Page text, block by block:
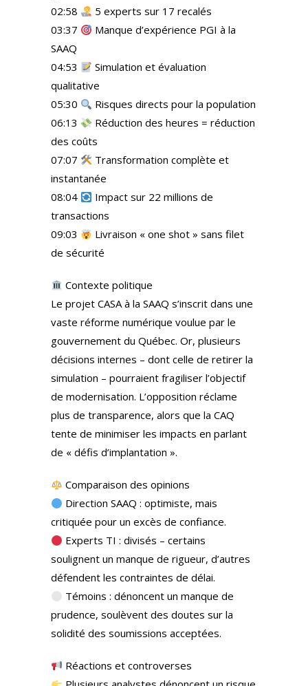
02:58
5 experts sur 17 recalés
03:37
Manque d’expérience PGI à la
SAAQ
04:53
Simulation et évaluation
qualitative
05:30
Risques directs pour la population
06:13
Réduction des heures = réduction
des coûts
07:07
Transformation complète et
instantanée
08:04
Impact sur 22 millions de
transactions
09:03
Livraison « one shot » sans filet
de sécurité
Contexte politique
Le projet CASA à la SAAQ s’inscrit dans une
vaste réforme numérique voulue par le
gouvernement du Québec. Or, plusieurs
décisions internes – dont celle de retirer la
simulation – pourraient fragiliser l’objectif
de modernisation. L’opposition réclame
plus de transparence, alors que la CAQ
tente de minimiser les impacts en parlant
de « défis d’implantation ».
Comparaison des opinions
Direction SAAQ : optimiste, mais
critiquée pour un excès de confiance.
Experts TI : divisés – certains
soulignent un manque de rigueur, d’autres
défendent les contraintes de délai.
Témoins : dénoncent un manque de
prudence, soulèvent des doutes sur la
solidité des soumissions acceptées.
Réactions et controverses